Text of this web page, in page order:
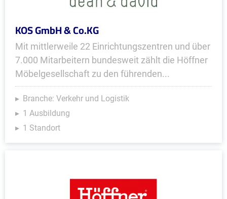
KOS GmbH & Co.KG
Mit mittlerweile 22 Einrichtungszentren und über
7.000 Mitarbeitern bundesweit zählt die Höffner
Möbelgesellschaft zu den führenden...
Branche: Verkehr und Logistik
1 Ausbildung
1 Standort